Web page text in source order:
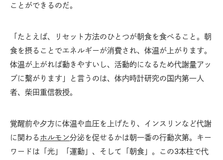
ことができるのだ。
「たとえば、リセット方法のひとつが朝食を食べること。朝
食を摂ることでエネルギーが消費され、体温が上がります。
体温が上がれば動きやすいし、活動的になるため代謝量アッ
プに繫がります」と言うのは、体内時計研究の国内第一人
者、柴田重信教授。
覚醒前や夕方に体温や血圧を上げたり、インスリンなど代謝
に関わる ホルモン分泌を促せるかは朝一番の行動次第。キー
ワードは「光」「運動」、そして「朝食」。この3本柱で代